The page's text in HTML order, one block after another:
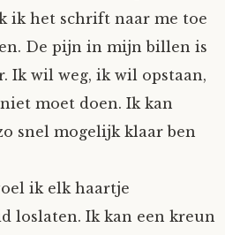
ik het schrift naar me toe
De pijn in mijn billen is
Ik wil weg, ik wil opstaan,
moet doen. Ik kan
snel mogelijk klaar ben
ik elk haartje
loslaten. Ik kan een kreun